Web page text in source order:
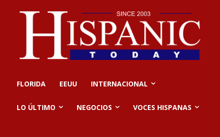
FLORIDA EEUU INTERNACIONAL
LO ÚLTIMO NEGOCIOS VOCES HISPANAS